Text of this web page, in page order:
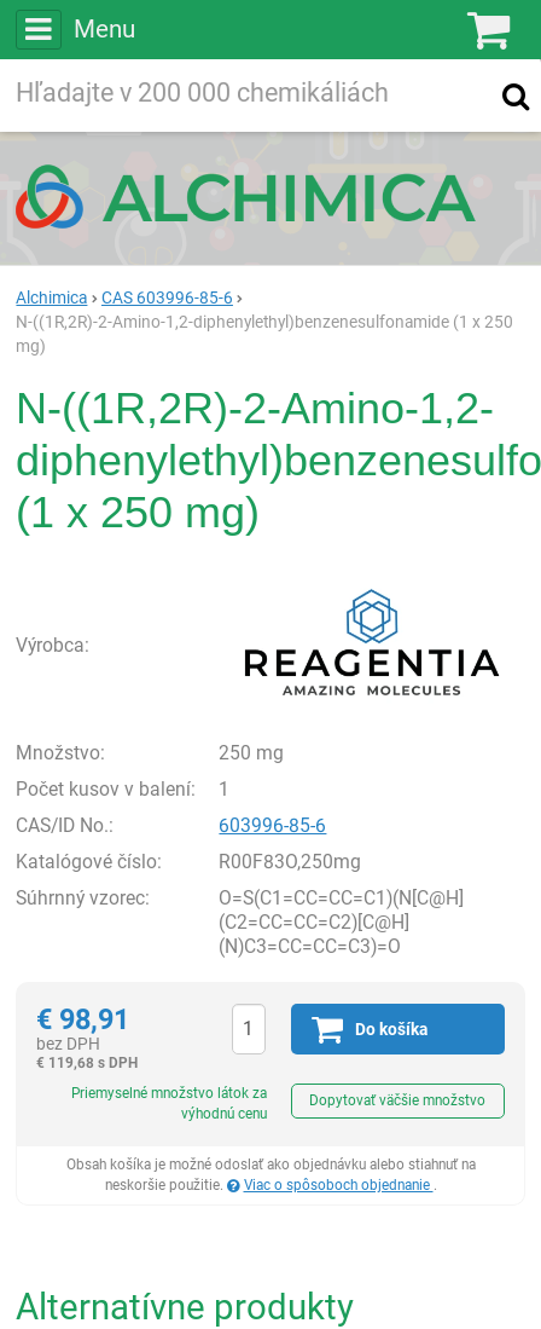
Menu
Vyhľadávanie
Alchimica
CAS 603996-85-6
N-((1R,2R)-2-Amino-1,2-diphenylethyl)benzenesulfonamide (1 x 250
mg)
N-((1R,2R)-2-Amino-1,2-
(1 x 250 mg)
Výrobca:
Množstvo:
250 mg
Počet kusov v balení:
1
CAS/ID No.:
603996-85-6
Katalógové číslo:
R00F83O,250mg
Súhrnný vzorec:
O=S(C1=CC=CC=C1)(N[C@H]
(C2=CC=CC=C2)[C@H]
(N)C3=CC=CC=C3)=O
€ 98,91
bez DPH
€ 119,68 s DPH
Do košíka
Priemyselné množstvo látok za
výhodnú cenu
Dopytovať väčšie množstvo
Obsah košíka je možné odoslať ako objednávku alebo stiahnuť na
neskoršie použitie.
Viac o spôsoboch objednanie .
Alternatívne produkty